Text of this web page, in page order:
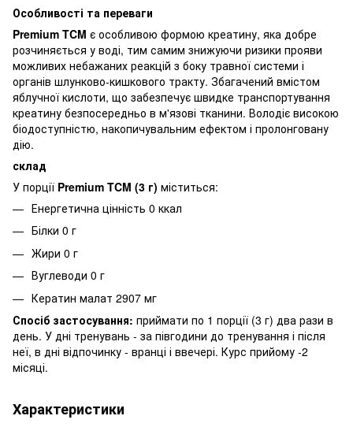
Особливості та переваги
Premium TCM є особливою формою креатину, яка добре
розчиняється у воді, тим самим знижуючи ризики прояви
можливих небажаних реакцій з боку травної системи і
органів шлунково-кишкового тракту. Збагачений вмістом
яблучної кислоти, що забезпечує швидке транспортування
креатину безпосередньо в м'язові тканини. Володіє високою
біодоступністю, накопичувальним ефектом і пролонговану
дію.
склад
У порції Premium TCM (3 г) міститься:
Енергетична цінність 0 ккал
Білки 0 г
Жири 0 г
Вуглеводи 0 г
Кератин малат 2907 мг
Спосіб застосування: приймати по 1 порції (3 г) два рази в
день. У дні тренувань - за півгодини до тренування і після
неї, в дні відпочинку - вранці і ввечері. Курс прийому -2
місяці.
Характеристики